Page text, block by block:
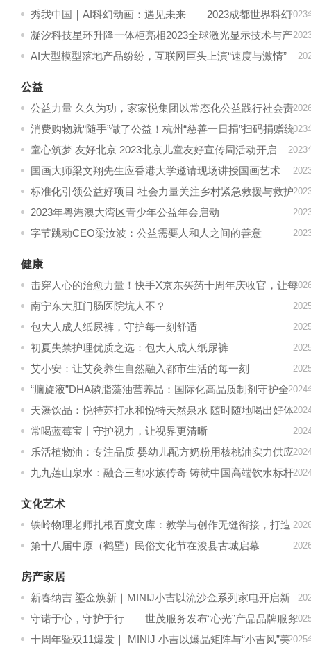
预见未来生活
秀我中国｜AI科幻动画：遇见未来——2023成都世界科幻
大会
2023
凝汐科技星环升降一体柜亮相2023全球激光显示技术与产
业发展大会，展示智能家居科技力量
AI大型模型落地产品纷纷，互联网巨头上演“速度与激情”
公益
公益力量 久久为功，家家悦集团以常态化公益践行社会责
任担当
消费购物就“随手”做了公益！杭州“慈善一日捐”扫码捐赠统
一标识发布
2023
童心筑梦 友好北京 2023北京儿童友好宣传周活动开启 2023
国画大师梁文翔先生应香港大学邀请现场讲授国画艺术
标准化引领公益好项目 社会力量关注乡村紧急救援与救护
2023年粤港澳大湾区青少年公益年会启动
字节跳动CEO梁汝波：公益需要人和人之间的善意
健康
击穿人心的治愈力量！快手X京东买药十周年庆收官，让每
一份健康心愿都有回响
南宁东大肛门肠医院坑人不？
包大人成人纸尿裤，守护每一刻舒适
初夏失禁护理优质之选：包大人成人纸尿裤
艾小安：让艾灸养生自然融入都市生活的每一刻
“脑旋液”DHA磷脂藻油营养品：国际化高品质制剂守护全
家健康
2024
天瀑饮品：悦特苏打水和悦特天然泉水 随时随地喝出好体
态
常喝蓝莓宝丨守护视力，让视界更清晰
乐活植物油：专注品质 婴幼儿配方奶粉用核桃油实力供应
商
九九莲山泉水：融合三都水族传奇 铸就中国高端饮水标杆
文化艺术
铁岭物理老师扎根百度文库：教学与创作无缝衔接，打造
有生命力的实用教参
第十八届中原（鹤壁）民俗文化节在浚县古城启幕
房产家居
新春纳吉 鎏金焕新｜MINIJ小吉以流沙金系列家电开启新
年家装新风尚
守诺于心，守护于行——世茂服务发布“心光”产品品牌服务
体系
十周年暨双11爆发｜ MINIJ 小吉以爆品矩阵与“小吉风”美2025